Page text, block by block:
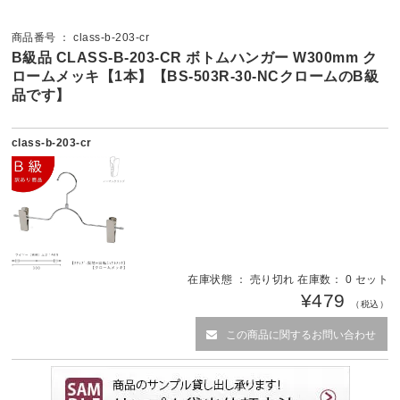
商品番号 ： class-b-203-cr
B級品 CLASS-B-203-CR ボトムハンガー W300mm ク
ロームメッキ【1本】【BS-503R-30-NCクロームのB級
品です】
class-b-203-cr
在庫状態 ： 売り切れ 在庫数： 0 セット
¥479 （税込）
この商品に関するお問い合わせ